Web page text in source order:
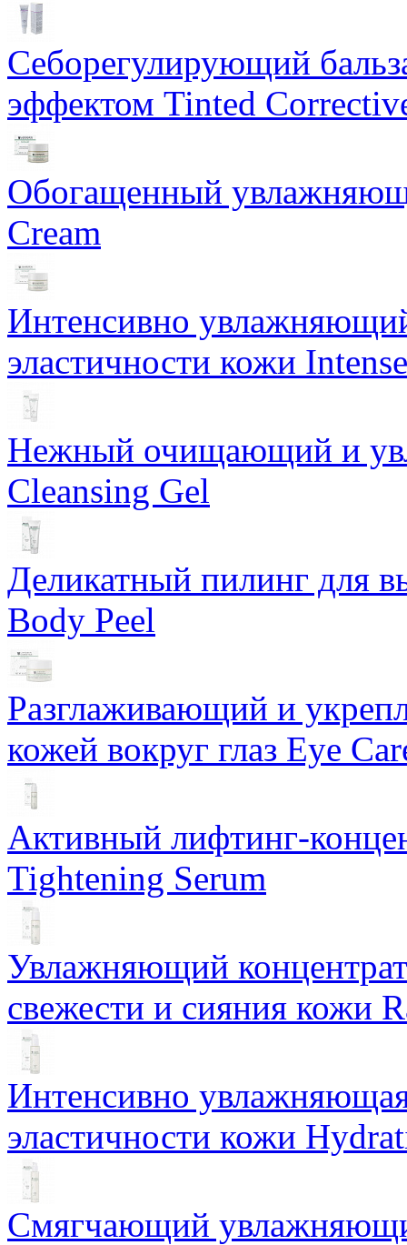
Себорегулирующий
эффектом Tinted
Обогащенный
Cream
Интенсивно
эластичности кожи
Нежный очищающий и
Cleansing Gel
Деликатный пилинг для
Body Peel
Разглаживающий и
кожей вокруг глаз Eye
Активный лифтинг-
Tightening Serum
Увлажняющий
свежести и сияния кожи
Интенсивно
эластичности кожи
Смягчающий